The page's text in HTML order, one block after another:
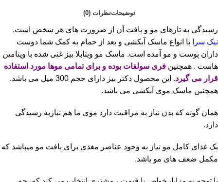
توضیحاتنظرات (0)
رسیدگی به تارهای مو و بافت آن از ضرورت های هر شخص است.
نیک سرا
با انواع ماسک آبکشی و بعد از حمام به کمک شما دوست
داران پوست و مو آمده است. ماسک مو ویتابلا بیز غنی شده با ویتامین
هاست . همچنین فری سولفات بوده و برای تمامی موها مورد استفاده
قرار می گیرد.
این محصول دکتر بیز دارای حجم 300 میل می باشد.
همچنین ماسک موی آبکشی می باشد.
همان گونه که بدن نیاز به مراقبت دارد موی ما هم نیازبه رسیدگی
دارد.
یک غذای کامل مو نیاز به وجود عناصر مغذی برای بافت مو میباشد که
مکمل ضعف های مو باشد.